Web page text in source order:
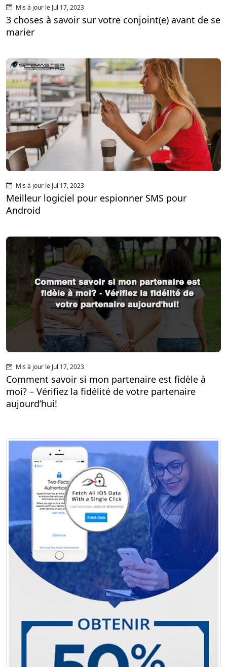
Mis à jour le Jul 17, 2023
3 choses à savoir sur votre conjoint(e) avant de se
marier
Mis à jour le Jul 17, 2023
Meilleur logiciel pour espionner SMS pour
Android
Mis à jour le Jul 17, 2023
Comment savoir si mon partenaire est fidèle à
moi? – Vérifiez la fidélité de votre partenaire
aujourd’hui!